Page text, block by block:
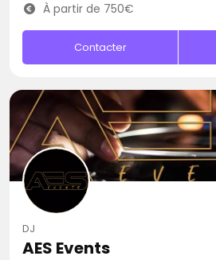
À partir de 750€
Contacter
DJ
AES Events